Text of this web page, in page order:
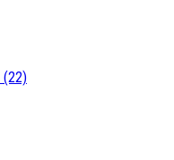
(22)